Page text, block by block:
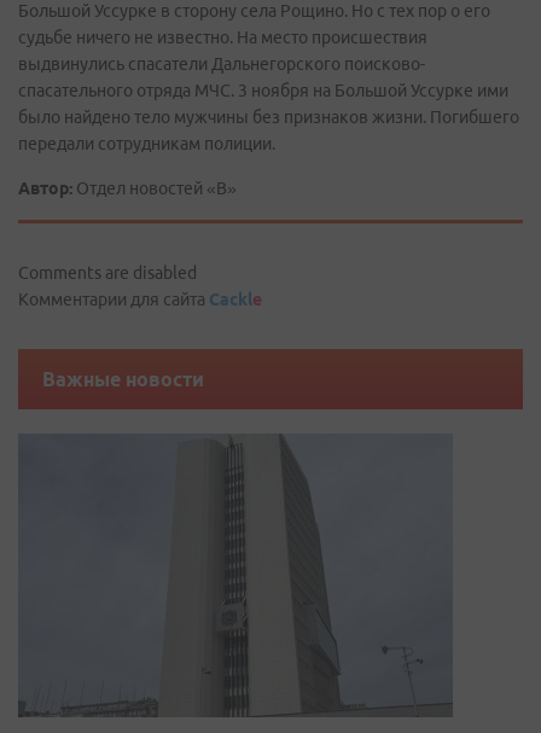
Большой Уссурке в сторону села Рощино. Но с тех пор о его
судьбе ничего не известно. На место происшествия
выдвинулись спасатели Дальнегорского поисково-
спасательного отряда МЧС. 3 ноября на Большой Уссурке ими
было найдено тело мужчины без признаков жизни. Погибшего
передали сотрудникам полиции.
Автор: Отдел новостей «В»
Comments are disabled
Комментарии для сайта Cackle
Важные новости